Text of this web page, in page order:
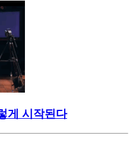
게 시작된다